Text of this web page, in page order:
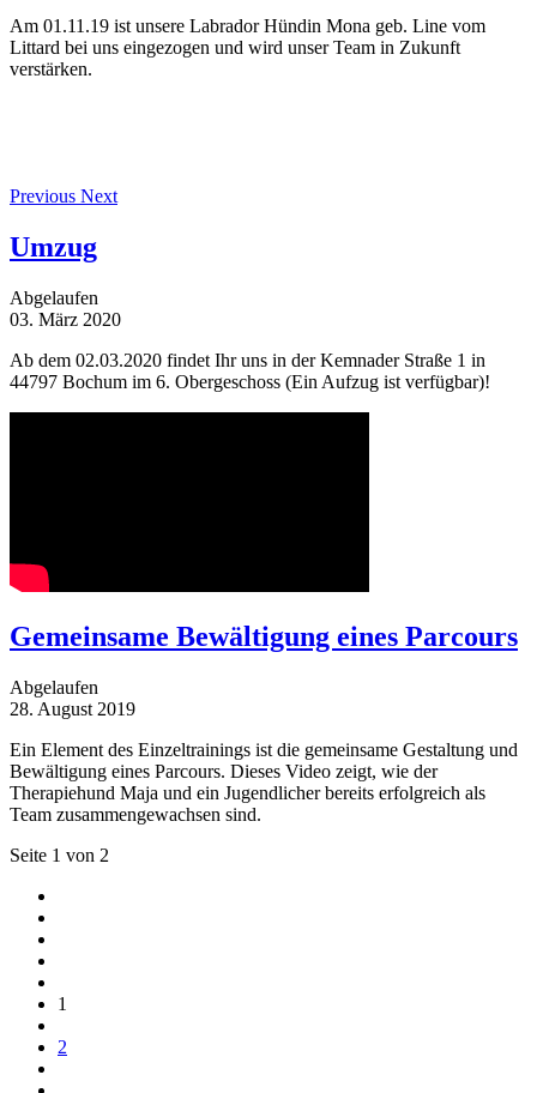
Am 01.11.19 ist unsere Labrador Hündin Mona geb. Line vom
Littard bei uns eingezogen und wird unser Team in Zukunft
verstärken.
Previous Next
Umzug
Abgelaufen
03. März 2020
Ab dem 02.03.2020 findet Ihr uns in der Kemnader Straße 1 in
44797 Bochum im 6. Obergeschoss (Ein Aufzug ist verfügbar)!
Gemeinsame Bewältigung eines Parcours
Abgelaufen
28. August 2019
Ein Element des Einzeltrainings ist die gemeinsame Gestaltung und
Bewältigung eines Parcours. Dieses Video zeigt, wie der
Therapiehund Maja und ein Jugendlicher bereits erfolgreich als
Team zusammengewachsen sind.
Seite 1 von 2
1
2